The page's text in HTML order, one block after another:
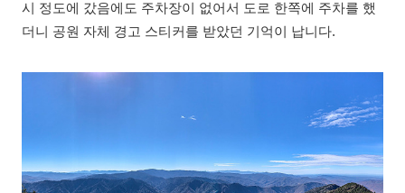
시 정도에 갔음에도 주차장이 없어서 도로 한쪽에 주차를 했
더니 공원 자체 경고 스티커를 받았던 기억이 납니다.